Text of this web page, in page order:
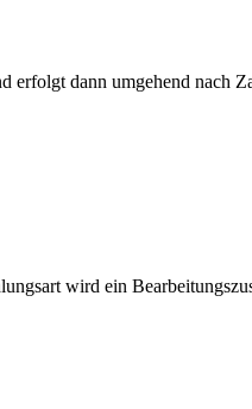
dann umgehend nach
wird ein